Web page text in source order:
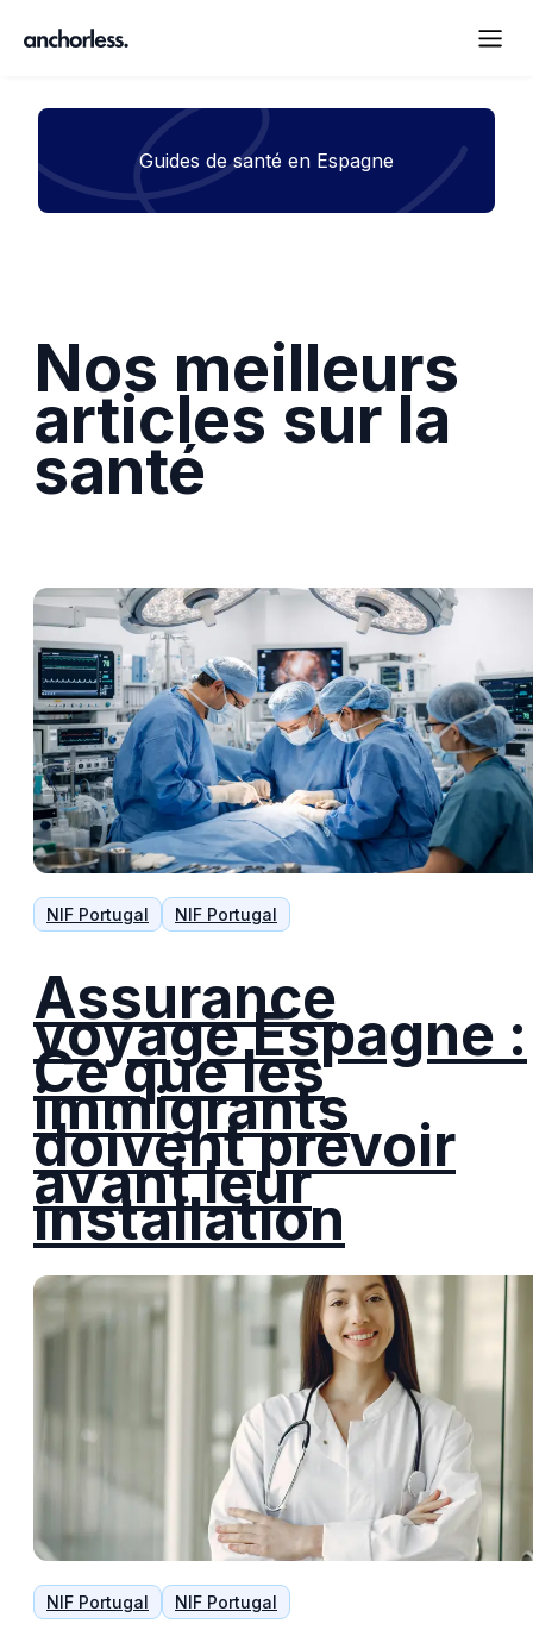
Guides de santé en Espagne
Nos meilleurs
articles sur la
santé
NIF Portugal NIF Portugal
Assurance
voyage Espagne :
Ce que les
immigrants
doivent prévoir
avant leur
installation
NIF Portugal NIF Portugal